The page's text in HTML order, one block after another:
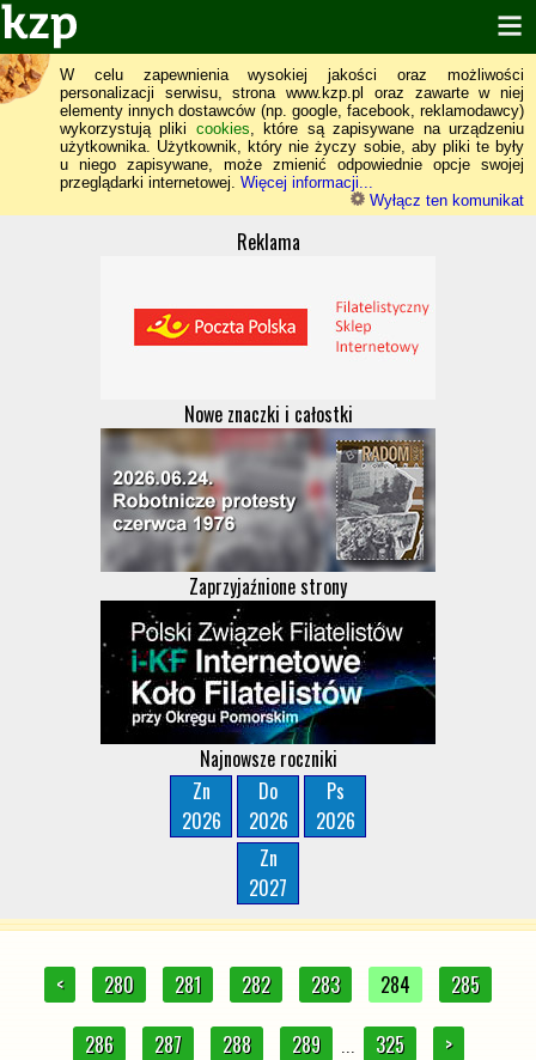
W celu zapewnienia wysokiej jakości oraz możliwości
personalizacji serwisu, strona www.kzp.pl oraz zawarte w niej
elementy innych dostawców (np. google, facebook, reklamodawcy)
wykorzystują pliki cookies, które są zapisywane na urządzeniu
użytkownika. Użytkownik, który nie życzy sobie, aby pliki te były
u niego zapisywane, może zmienić odpowiednie opcje swojej
przeglądarki internetowej. Więcej informacji...
Wyłącz ten komunikat
Reklama
Nowe znaczki i całostki
Zaprzyjaźnione strony
Najnowsze roczniki
Zn
2026
Do
2026
Ps
2026
Zn
2027
< 280 281 282 283 284 285
286 287 288 289 ... 325 >